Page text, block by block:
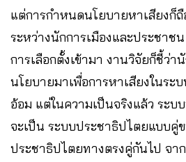
แต่การกำหนดนโยบายหาเสียงก็
ระหว่างนักการเมืองและประชาช
การเลือกตั้งเข้ามา งานวิจัยก็ชี้ว่า
นโยบายมาเพื่อการหาเสียงในระ
อ้อม แต่ในความเป็นจริงแล้ว ระบ
จะเป็น ระบบประชาธิปไตยแบบคู่
ประชาธิปไตยทางตรงคู่กันไป​ จา